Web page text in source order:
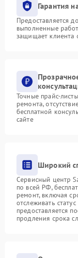
Гарантия
Предоставляется
выполненные
защищает клиента
Точные прайс-
ремонта,
бесплатной
сайте
Широкий
Сервисный центр
по всей РФ,
ремонт, включая
отслеживать
предоставляется
продления срока